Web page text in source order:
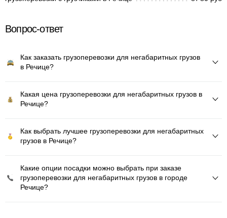
Вопрос-ответ
Как заказать грузоперевозки для негабаритных грузов
в Речице?
Какая цена грузоперевозки для негабаритных грузов в
Речице?
Как выбрать лучшее грузоперевозки для негабаритных
грузов в Речице?
Какие опции посадки можно выбрать при заказе
грузоперевозки для негабаритных грузов в городе
Речице?